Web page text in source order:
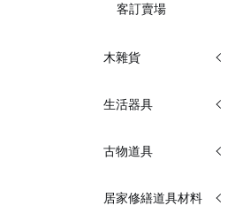
客訂賣場
木雜貨
生活器具
古物道具
居家修繕道具材料